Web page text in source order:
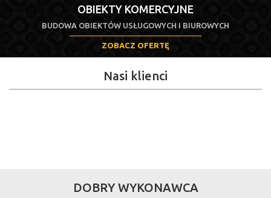
OBIEKTY KOMERCYJNE
BUDOWA OBIEKTÓW USŁUGOWYCH I BIUROWYCH
ZOBACZ OFERTĘ
Nasi klienci
DOBRY WYKONAWCA